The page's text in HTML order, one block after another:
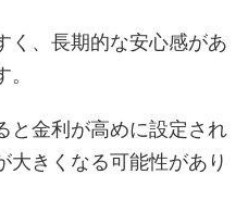
く、長期的な安心感があ
と金利が高めに設定され
大きくなる可能性があり